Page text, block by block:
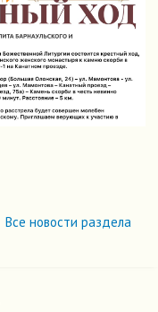
Все новости раздела